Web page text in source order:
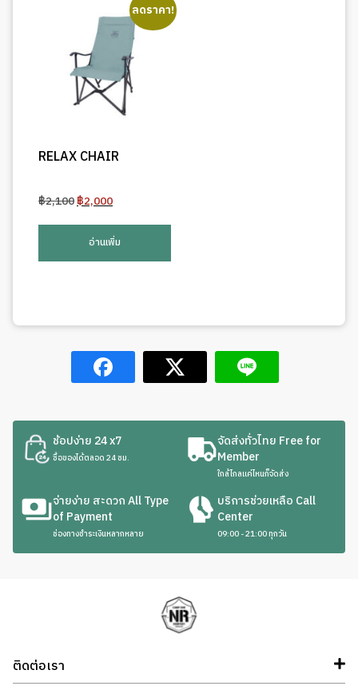
ลดราคา!
RELAX CHAIR
฿2,100Original
was:
฿2,100.
฿2,000Current
is:
฿2,000.
อ่านเพิ่ม
ช้อปง่าย 24 x7
ซื้อของได้ตลอด 24 ชม.
จัดส่งทั่วไทย Free for
Member
ใกล้ไกลแค่ไหนก็จัดส่ง
จ่ายง่าย สะดวก All Type
of Payment
ช่องทางชำระเงินหลากหลาย
บริการช่วยเหลือ Call
Center
09:00 - 21:00 ทุกวัน
ติดต่อเรา